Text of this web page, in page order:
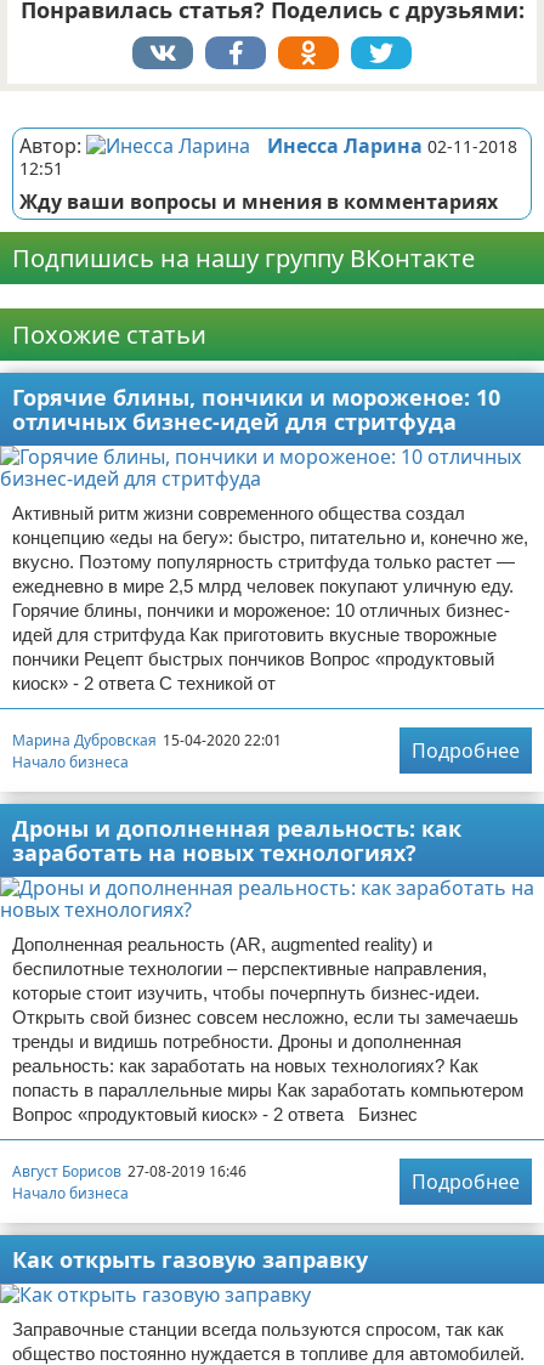
Понравилась статья? Поделись с друзьями:
Автор: Инесса Ларина 02-11-2018
12:51
Жду ваши вопросы и мнения в комментариях
Подпишись на нашу группу ВКонтакте
Похожие статьи
Горячие блины, пончики и мороженое: 10
отличных бизнес-идей для стритфуда
Активный ритм жизни современного общества создал
концепцию «еды на бегу»: быстро, питательно и, конечно же,
вкусно. Поэтому популярность стритфуда только растет —
ежедневно в мире 2,5 млрд человек покупают уличную еду.
Горячие блины, пончики и мороженое: 10 отличных бизнес-
идей для стритфуда Как приготовить вкусные творожные
пончики Рецепт быстрых пончиков Вопрос «продуктовый
киоск» - 2 ответа С техникой от
Марина Дубровская 15-04-2020 22:01
Начало бизнеса
Подробнее
Дроны и дополненная реальность: как
заработать на новых технологиях?
Дополненная реальность (AR, augmented reality) и
беспилотные технологии – перспективные направления,
которые стоит изучить, чтобы почерпнуть бизнес-идеи.
Открыть свой бизнес совсем несложно, если ты замечаешь
тренды и видишь потребности. Дроны и дополненная
реальность: как заработать на новых технологиях? Как
попасть в параллельные миры Как заработать компьютером
Вопрос «продуктовый киоск» - 2 ответа Бизнес
Август Борисов 27-08-2019 16:46
Начало бизнеса
Подробнее
Как открыть газовую заправку
Заправочные станции всегда пользуются спросом, так как
общество постоянно нуждается в топливе для автомобилей.